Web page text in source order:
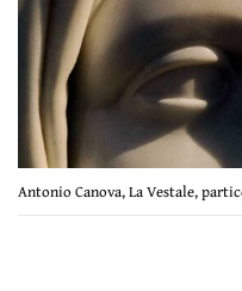
Antonio Canova, La Vestale,